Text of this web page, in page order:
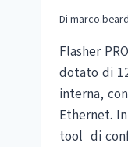
Di
Flasher
dotato di
interna,
Ethernet.
tool di